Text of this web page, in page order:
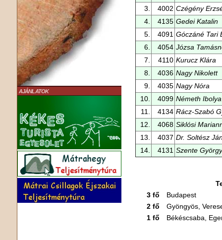
AJÁNLATOK
3.
4002 Czégény
4.
4135 Gedei Katalin
5.
4091 Góczáné Tari
6.
4054 Józsa
7.
4110 Kurucz Klára
8.
4036 Nagy Nikolett
9.
4035 Nagy Nóra
10.
4099 Németh Ibolya
11.
4134 Rácz-Szabó
12.
4068 Siklósi
13.
4037 Dr. Soltész
14.
4131 Szente
3 fő
Budapest
2 fő
Gyöngyös,
1 fő
Békéscsaba,